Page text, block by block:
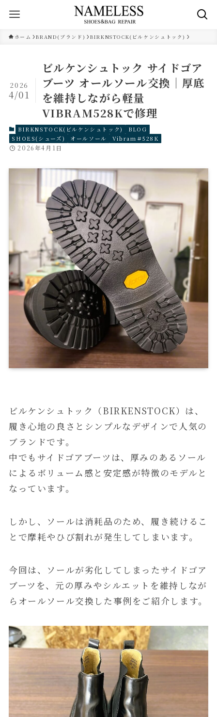
ホーム BRAND(ブランド) BIRKNSTOCK(ビルケンシュトック)
ビルケンシュトック サイドゴア
ブーツ オールソール交換｜厚底
を維持しながら軽量
VIBRAM528Kで修理
2026
4/01
BIRKNSTOCK(ビルケンシュトック)
BLOG
SHOES(シューズ)
オールソール Vibram＃528K
2026年4月1日
ビルケンシュトック（BIRKENSTOCK）は、
履き心地の良さとシンプルなデザインで人気の
ブランドです。
中でもサイドゴアブーツは、厚みのあるソール
によるボリューム感と安定感が特徴のモデルと
なっています。
しかし、ソールは消耗品のため、履き続けるこ
とで摩耗やひび割れが発生してしまいます。
今回は、ソールが劣化してしまったサイドゴア
ブーツを、元の厚みやシルエットを維持しなが
らオールソール交換した事例をご紹介します。